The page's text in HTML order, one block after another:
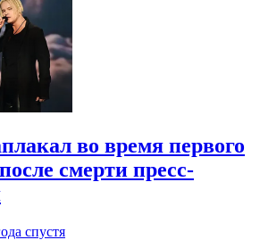
во время первого
смерти пресс-
спустя